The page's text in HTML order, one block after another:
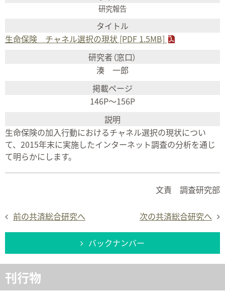
研究報告
生命保険 チャネル選択の現状 [PDF 1.5MB]
湊 一郎
146P～156P
生命保険の加入行動におけるチャネル選択の現状につい
て、2015年末に実施したインターネット調査の分析を通じ
て明らかにします。
文責 調査研究部
前の共済総合研究へ 次の共済総合研究へ
バックナンバー
刊行物